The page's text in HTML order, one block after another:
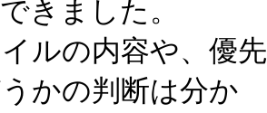
きました。
ルの内容や、優
かの判断は分か